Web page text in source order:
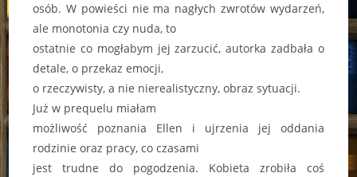
osób. W powieści nie ma nagłych zwrotów wydarzeń,
ale monotonia czy nuda, to
ostatnie co mogłabym jej zarzucić, autorka zadbała o
detale, o przekaz emocji,
o rzeczywisty, a nie nierealistyczny, obraz sytuacji.
Już w prequelu miałam
możliwość poznania Ellen i ujrzenia jej oddania
rodzinie oraz pracy, co czasami
jest trudne do pogodzenia. Kobieta zrobiła coś